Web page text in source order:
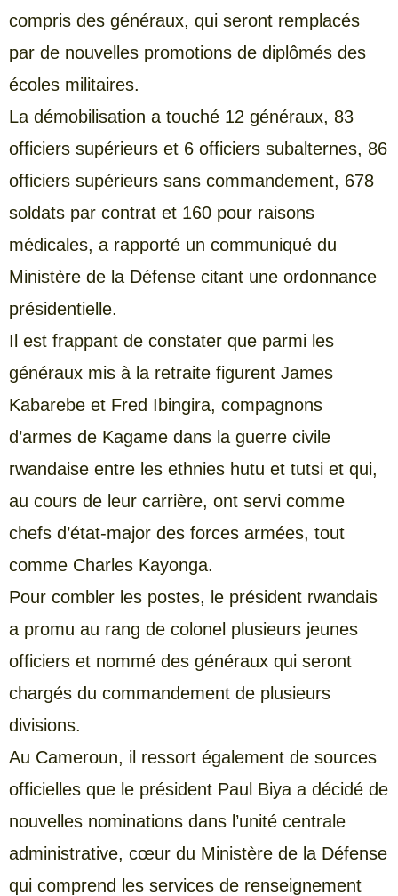
compris des généraux, qui seront remplacés
par de nouvelles promotions de diplômés des
écoles militaires.
La démobilisation a touché 12 généraux, 83
officiers supérieurs et 6 officiers subalternes, 86
officiers supérieurs sans commandement, 678
soldats par contrat et 160 pour raisons
médicales, a rapporté un communiqué du
Ministère de la Défense citant une ordonnance
présidentielle.
Il est frappant de constater que parmi les
généraux mis à la retraite figurent James
Kabarebe et Fred Ibingira, compagnons
d’armes de Kagame dans la guerre civile
rwandaise entre les ethnies hutu et tutsi et qui,
au cours de leur carrière, ont servi comme
chefs d’état-major des forces armées, tout
comme Charles Kayonga.
Pour combler les postes, le président rwandais
a promu au rang de colonel plusieurs jeunes
officiers et nommé des généraux qui seront
chargés du commandement de plusieurs
divisions.
Au Cameroun, il ressort également de sources
officielles que le président Paul Biya a décidé de
nouvelles nominations dans l’unité centrale
administrative, cœur du Ministère de la Défense
qui comprend les services de renseignement